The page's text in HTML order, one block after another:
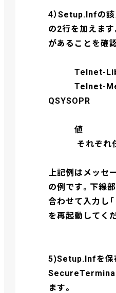
4）Setup.Infの
の2行を加えます
があることを確
Telnet-
Telnet-
QSYSOPR
値
それぞれ任
上記例はメッセ
の例です。下線
合わせて入力し
を再起動してく
5)Setup.Infを保
ます。